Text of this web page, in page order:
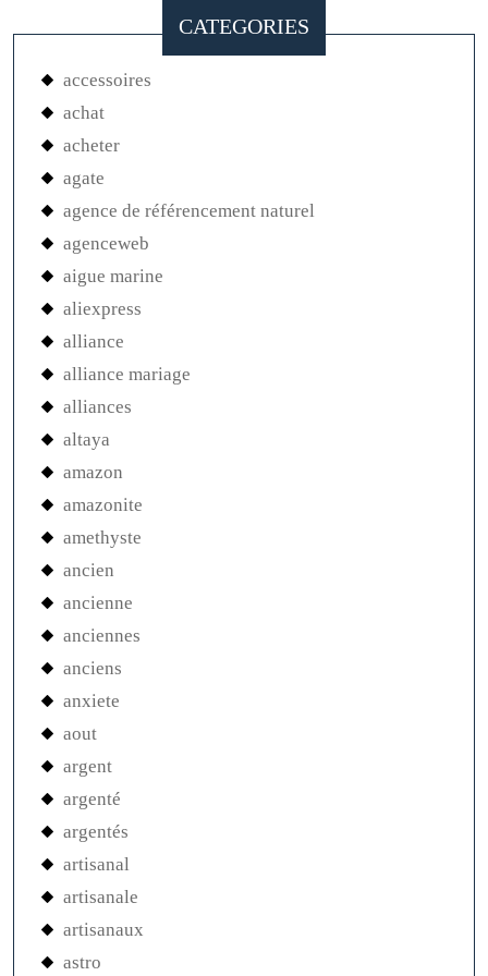
CATEGORIES
accessoires
achat
acheter
agate
agence de référencement naturel
agenceweb
aigue marine
aliexpress
alliance
alliance mariage
alliances
altaya
amazon
amazonite
amethyste
ancien
ancienne
anciennes
anciens
anxiete
aout
argent
argenté
argentés
artisanal
artisanale
artisanaux
astro